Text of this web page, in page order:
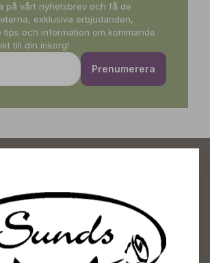
på vårt nyhetsbrev och få de
exklusiva erbjudanden,
tips och information om kommande
till din inkorg!
Prenumerera